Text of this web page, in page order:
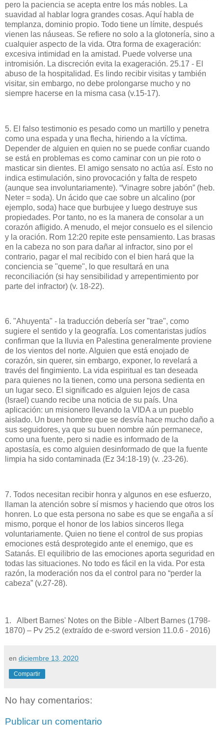
pero la paciencia se acepta entre los más nobles. La
suavidad al hablar logra grandes cosas. Aquí habla de
templanza, dominio propio. Todo tiene un límite, después
vienen las náuseas. Se refiere no solo a la glotonería, sino a
cualquier aspecto de la vida. Otra forma de exageración:
excesiva intimidad en la amistad. Puede volverse una
intromisión. La discreción evita la exageración. 25.17 - El
abuso de la hospitalidad. Es lindo recibir visitas y también
visitar, sin embargo, no debe prolongarse mucho y no
siempre hacerse en la misma casa (v.15-17).
5. El falso testimonio es pesado como un martillo y penetra
como una espada y una flecha, hiriendo a la víctima.
Depender de alguien en quien no se puede confiar cuando
se está en problemas es como caminar con un pie roto o
masticar sin dientes. El amigo sensato no actúa así. Esto no
indica estimulación, sino provocación y falta de respeto
(aunque sea involuntariamente). “Vinagre sobre jabón” (heb.
Neter = soda). Un ácido que cae sobre un alcalino (por
ejemplo, soda) hace que burbujee y luego destruye sus
propiedades. Por tanto, no es la manera de consolar a un
corazón afligido. A menudo, el mejor consuelo es el silencio
y la oración. Rom 12:20 repite este pensamiento. Las brasas
en la cabeza no son para dañar al infractor, sino por el
contrario, pagar el mal recibido con el bien hará que la
conciencia se "queme", lo que resultará en una
reconciliación (si hay sensibilidad y arrepentimiento por
parte del infractor) (v. 18-22).
6. "Ahuyenta" - la traducción debería ser "trae", como
sugiere el sentido y la geografía. Los comentaristas judíos
confirman que la lluvia en Palestina generalmente proviene
de los vientos del norte. Alguien que está enojado de
corazón, sin querer, sin embargo, exponer, lo revelará a
través del fingimiento. La vida espiritual es tan deseada
para quienes no la tienen, como una persona sedienta en
un lugar seco. El significado es alguien lejos de casa
(Israel) cuando recibe una noticia de su país. Una
aplicación: un misionero llevando la VIDA a un pueblo
aislado. Un buen hombre que se desvía hace mucho daño a
sus seguidores, ya que su buen nombre aún permanece,
como una fuente, pero si nadie es informado de la
apostasía, es como alguien desinformado de que la fuente
limpia ha sido contaminada (Ez 34:18-19) (v. .23-26).
7. Todos necesitan recibir honra y algunos en ese esfuerzo,
llaman la atención sobre sí mismos y haciendo que otros los
honren. Lo que esta persona no sabe es que se engaña a sí
mismo, porque el honor de los labios sinceros llega
voluntariamente. Quien no tiene el control de sus propias
emociones está desprotegido ante el enemigo, que es
Satanás. El equilibrio de las emociones aporta seguridad en
todas las situaciones. No todo es fácil en la vida. Por esta
razón, la moderación nos da el control para no “perder la
cabeza” (v.27-28).
1. Albert Barnes' Notes on the Bible - Albert Barnes (1798-
1870) – Pv 25.2 (extraído de e-sword version 11.0.6 - 2016)
en diciembre 13, 2020
Compartir
No hay comentarios:
Publicar un comentario